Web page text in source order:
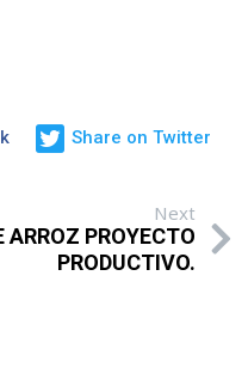
Share on Twitter
Next
ARROZ PROYECTO
PRODUCTIVO.